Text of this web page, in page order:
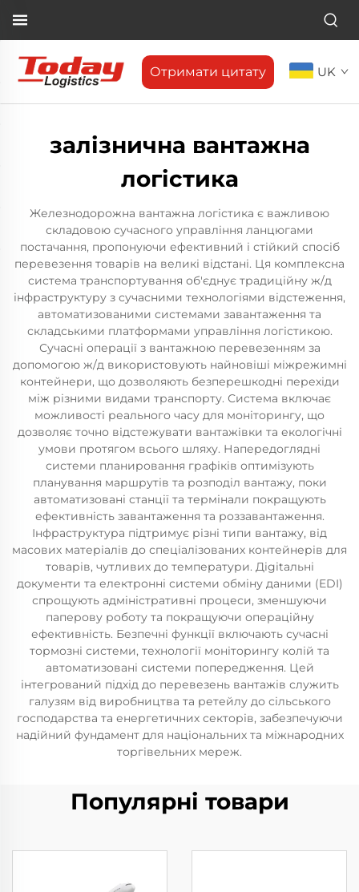
Отримати цитату UK
залізнична вантажна
логістика
Железнодорожна вантажна логістика є важливою
складовою сучасного управління ланцюгами
постачання, пропонуючи ефективний і стійкий спосіб
перевезення товарів на великі відстані. Ця комплексна
система транспортування об'єднує традиційну ж/д
інфраструктуру з сучасними технологіями відстеження,
автоматизованими системами завантаження та
складськими платформами управління логістикою.
Сучасні операції з вантажною перевезенням за
допомогою ж/д використовують найновіші міжрежимні
контейнери, що дозволяють безперешкодні перехіди
між різними видами транспорту. Система включає
можливості реального часу для моніторингу, що
дозволяє точно відстежувати вантажівки та екологічні
умови протягом всього шляху. Напередоглядні
системи планировання графіків оптимізують
планування маршрутів та розподіл вантажу, поки
автоматизовані станції та термінали покращують
ефективність завантаження та роззавантаження.
Інфраструктура підтримує різні типи вантажу, від
масових матеріалів до спеціалізованих контейнерів для
товарів, чутливих до температури. Дigitальні
документи та електронні системи обміну даними (EDI)
спрощують адміністративні процеси, зменшуючи
паперову роботу та покращуючи операційну
ефективність. Безпечні функції включають сучасні
тормозні системи, технології моніторингу колій та
автоматизовані системи попередження. Цей
інтегрований підхід до перевезень вантажів служить
галузям від виробництва та ретейлу до сільського
господарства та енергетичних секторів, забезпечуючи
надійний фундамент для національних та міжнародних
торгівельних мереж.
Популярні товари